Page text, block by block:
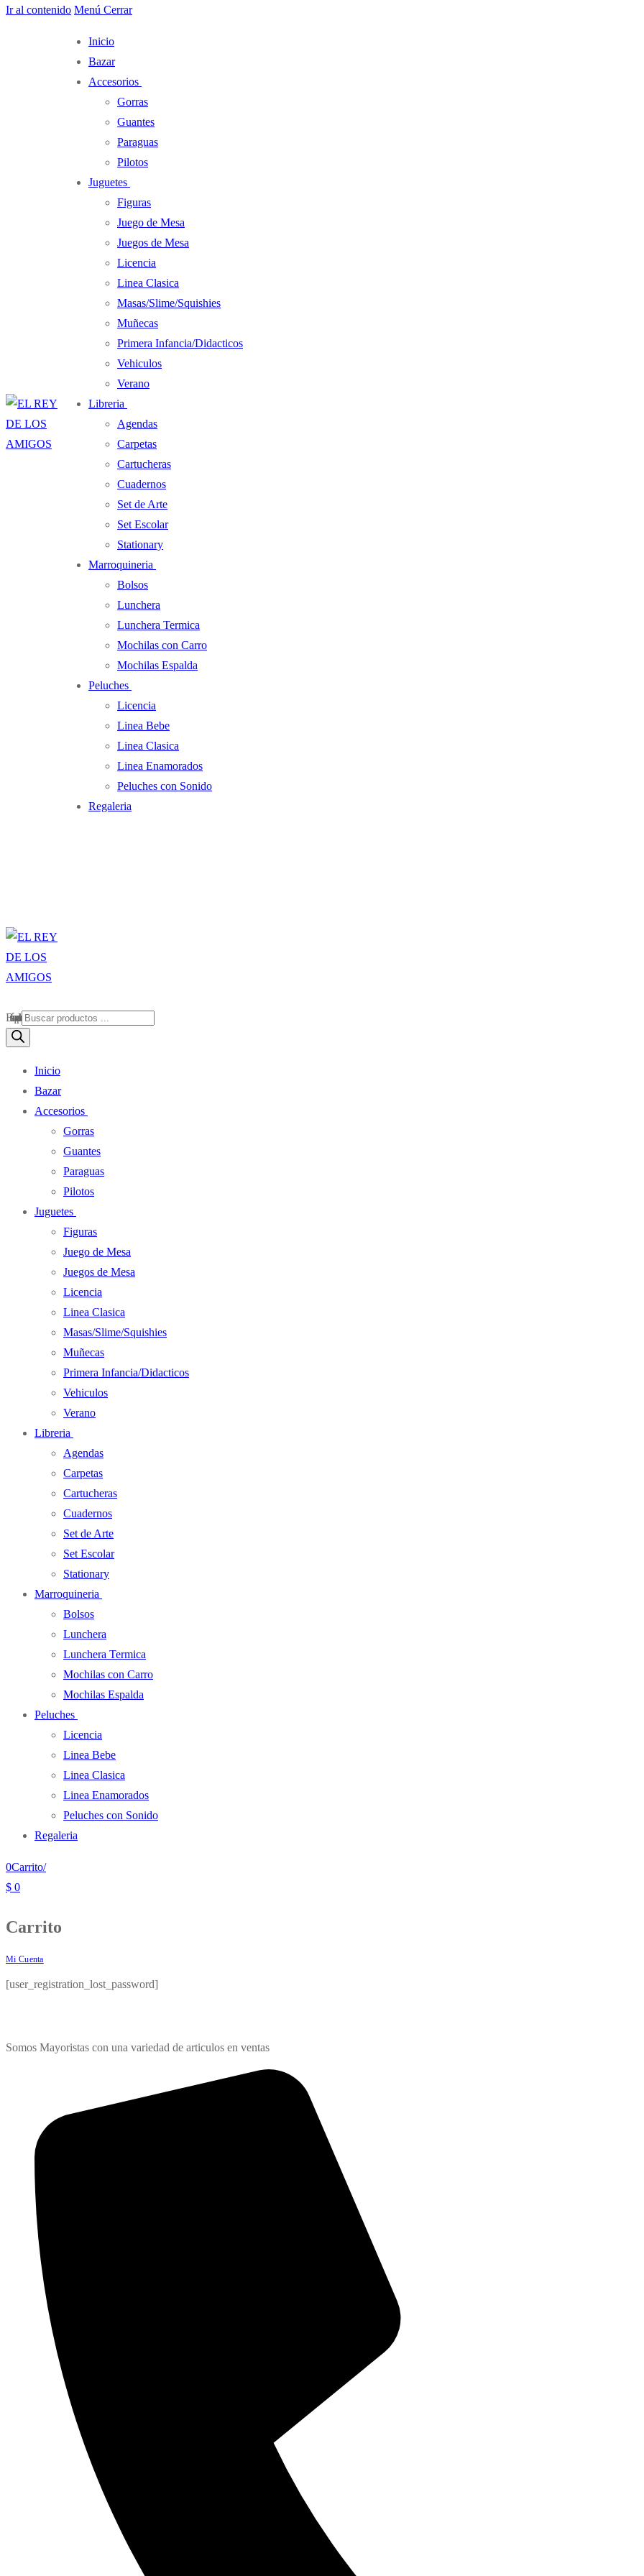
Ir al contenido Menú Cerrar
Inicio
Bazar
Accesorios
Gorras
Guantes
Paraguas
Pilotos
Juguetes
Figuras
Juego de Mesa
Juegos de Mesa
Licencia
Linea Clasica
Masas/Slime/Squishies
Muñecas
Primera Infancia/Didacticos
Vehiculos
Verano
Libreria
Agendas
Carpetas
Cartucheras
Cuadernos
Set de Arte
Set Escolar
Stationary
Marroquineria
Bolsos
Lunchera
Lunchera Termica
Mochilas con Carro
Mochilas Espalda
Peluches
Licencia
Linea Bebe
Linea Clasica
Linea Enamorados
Peluches con Sonido
Regaleria
Búsqueda de productos
Inicio
Bazar
Accesorios
Gorras
Guantes
Paraguas
Pilotos
Juguetes
Figuras
Juego de Mesa
Juegos de Mesa
Licencia
Linea Clasica
Masas/Slime/Squishies
Muñecas
Primera Infancia/Didacticos
Vehiculos
Verano
Libreria
Agendas
Carpetas
Cartucheras
Cuadernos
Set de Arte
Set Escolar
Stationary
Marroquineria
Bolsos
Lunchera
Lunchera Termica
Mochilas con Carro
Mochilas Espalda
Peluches
Licencia
Linea Bebe
Linea Clasica
Linea Enamorados
Peluches con Sonido
Regaleria
0Carrito/
$ 0
Carrito
Mi Cuenta
[user_registration_lost_password]
Somos Mayoristas con una variedad de articulos en ventas